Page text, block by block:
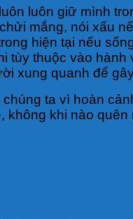
luôn giữ mình
mắng, nói xấu
hiện tại nếu
tùy thuộc vào
xung quanh để
ta vì hoàn
khi nào